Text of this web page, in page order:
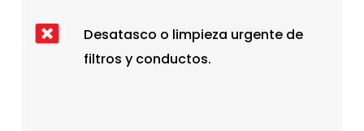
Desatasco o limpieza urgente de
filtros y conductos.